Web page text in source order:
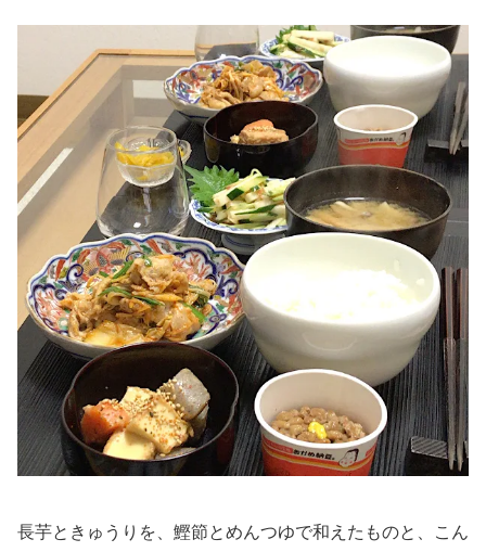
長芋ときゅうりを、鰹節とめんつゆで和えたものと、こん